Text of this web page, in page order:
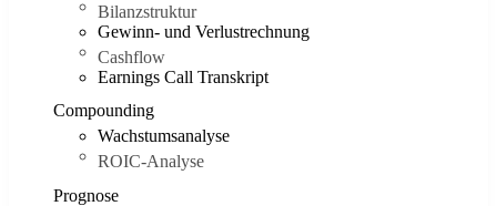
Bilanzstruktur
Gewinn- und Verlustrechnung
Cashflow
Earnings Call Transkript
Compounding
Wachstumsanalyse
ROIC-Analyse
Prognose